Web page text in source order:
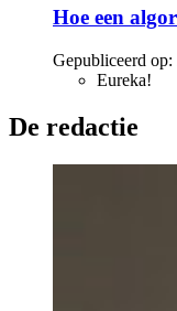
Hoe een
Gepubliceerd op:
Eureka!
De redactie